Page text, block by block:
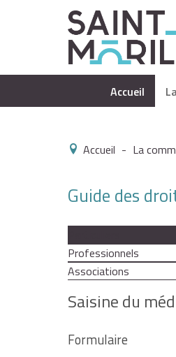
Accueil
Accueil - La
Guide des
Professionnels
Associations
Saisine du
Formulaire